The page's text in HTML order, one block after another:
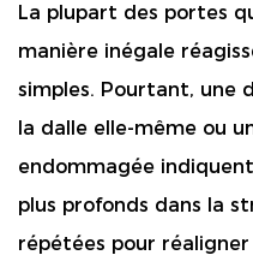
La plupart des portes
manière inégale
simples. Pourtant, une
la dalle elle-même ou
endommagée
plus profonds dans la
répétées pour